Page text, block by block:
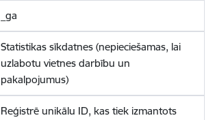
_ga
Statistikas sīkdatnes (nepieciešamas, lai
uzlabotu vietnes darbību un
pakalpojumus)
Reģistrē unikālu ID, kas tiek izmantots